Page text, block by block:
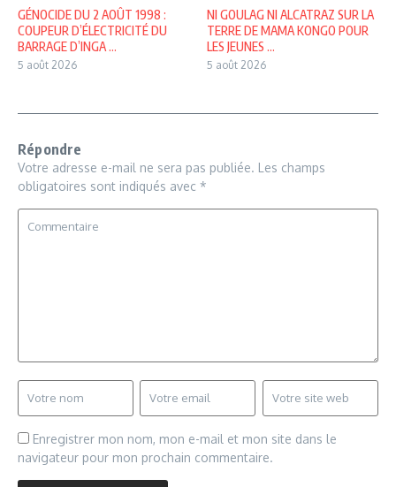
GÉNOCIDE DU 2 AOÛT 1998 :
COUPEUR D’ÉLECTRICITÉ DU
BARRAGE D’INGA ...
5 août 2026
NI GOULAG NI ALCATRAZ SUR LA
TERRE DE MAMA KONGO POUR
LES JEUNES ...
5 août 2026
Répondre
Votre adresse e-mail ne sera pas publiée. Les champs
obligatoires sont indiqués avec *
Enregistrer mon nom, mon e-mail et mon site dans le
navigateur pour mon prochain commentaire.